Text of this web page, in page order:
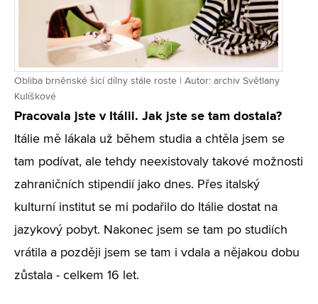
Obliba brněnské šicí dílny stále roste | Autor: archiv Světlany
Kulíškové
Pracovala jste v Itálii. Jak jste se tam dostala?
Itálie mě lákala už během studia a chtěla jsem se
tam podívat, ale tehdy neexistovaly takové možnosti
zahraničních stipendií jako dnes. Přes italský
kulturní institut se mi podařilo do Itálie dostat na
jazykový pobyt. Nakonec jsem se tam po studiích
vrátila a později jsem se tam i vdala a nějakou dobu
zůstala - celkem 16 let.